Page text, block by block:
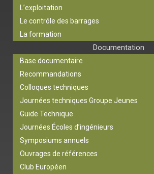
L’exploitation
Le contrôle des barrages
La formation
Documentation
Base documentaire
Recommandations
Colloques techniques
Journées techniques Groupe Jeunes
Guide Technique
Journées Écoles d’ingénieurs
Symposiums annuels
Ouvrages de références
Club Européen